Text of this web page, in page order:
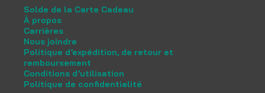
Solde de la Carte Cadeau
À propos
Carrières
Nous joindre
Politique d’expédition, de retour et
remboursement
Conditions d’utilisation
Politique de confidentialité